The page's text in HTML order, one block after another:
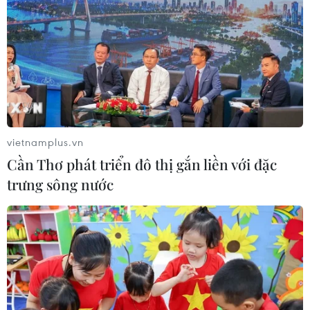
26/01/2016 12:25
Iran thông báo sẽ tiến hành một cuộc tập trận hải quân
"quy mô lớn" gần Eo biển chiến lược Hormuz sau vụ 10
thủy thủ Mỹ xâm phạm lãnh hải Iran hồi đầu tháng.
vietnamplus.vn
Cần Thơ phát triển đô thị gắn liền với đặc
trưng sông nước